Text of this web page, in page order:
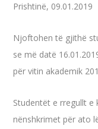
Prishtinë, 09.01.2019
Njoftohen të gjithë
se më datë
për vitin akademik
Studentët e rregullt e
nënshkrimet për ato